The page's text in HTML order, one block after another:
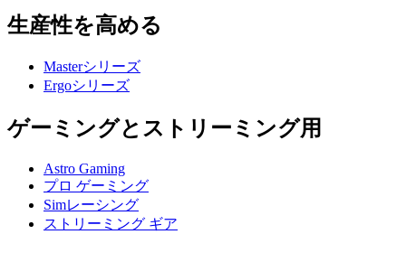
生産性を高める
Masterシリーズ
Ergoシリーズ
ゲーミングとストリーミング用
Astro Gaming
プロ ゲーミング
Simレーシング
ストリーミング ギア